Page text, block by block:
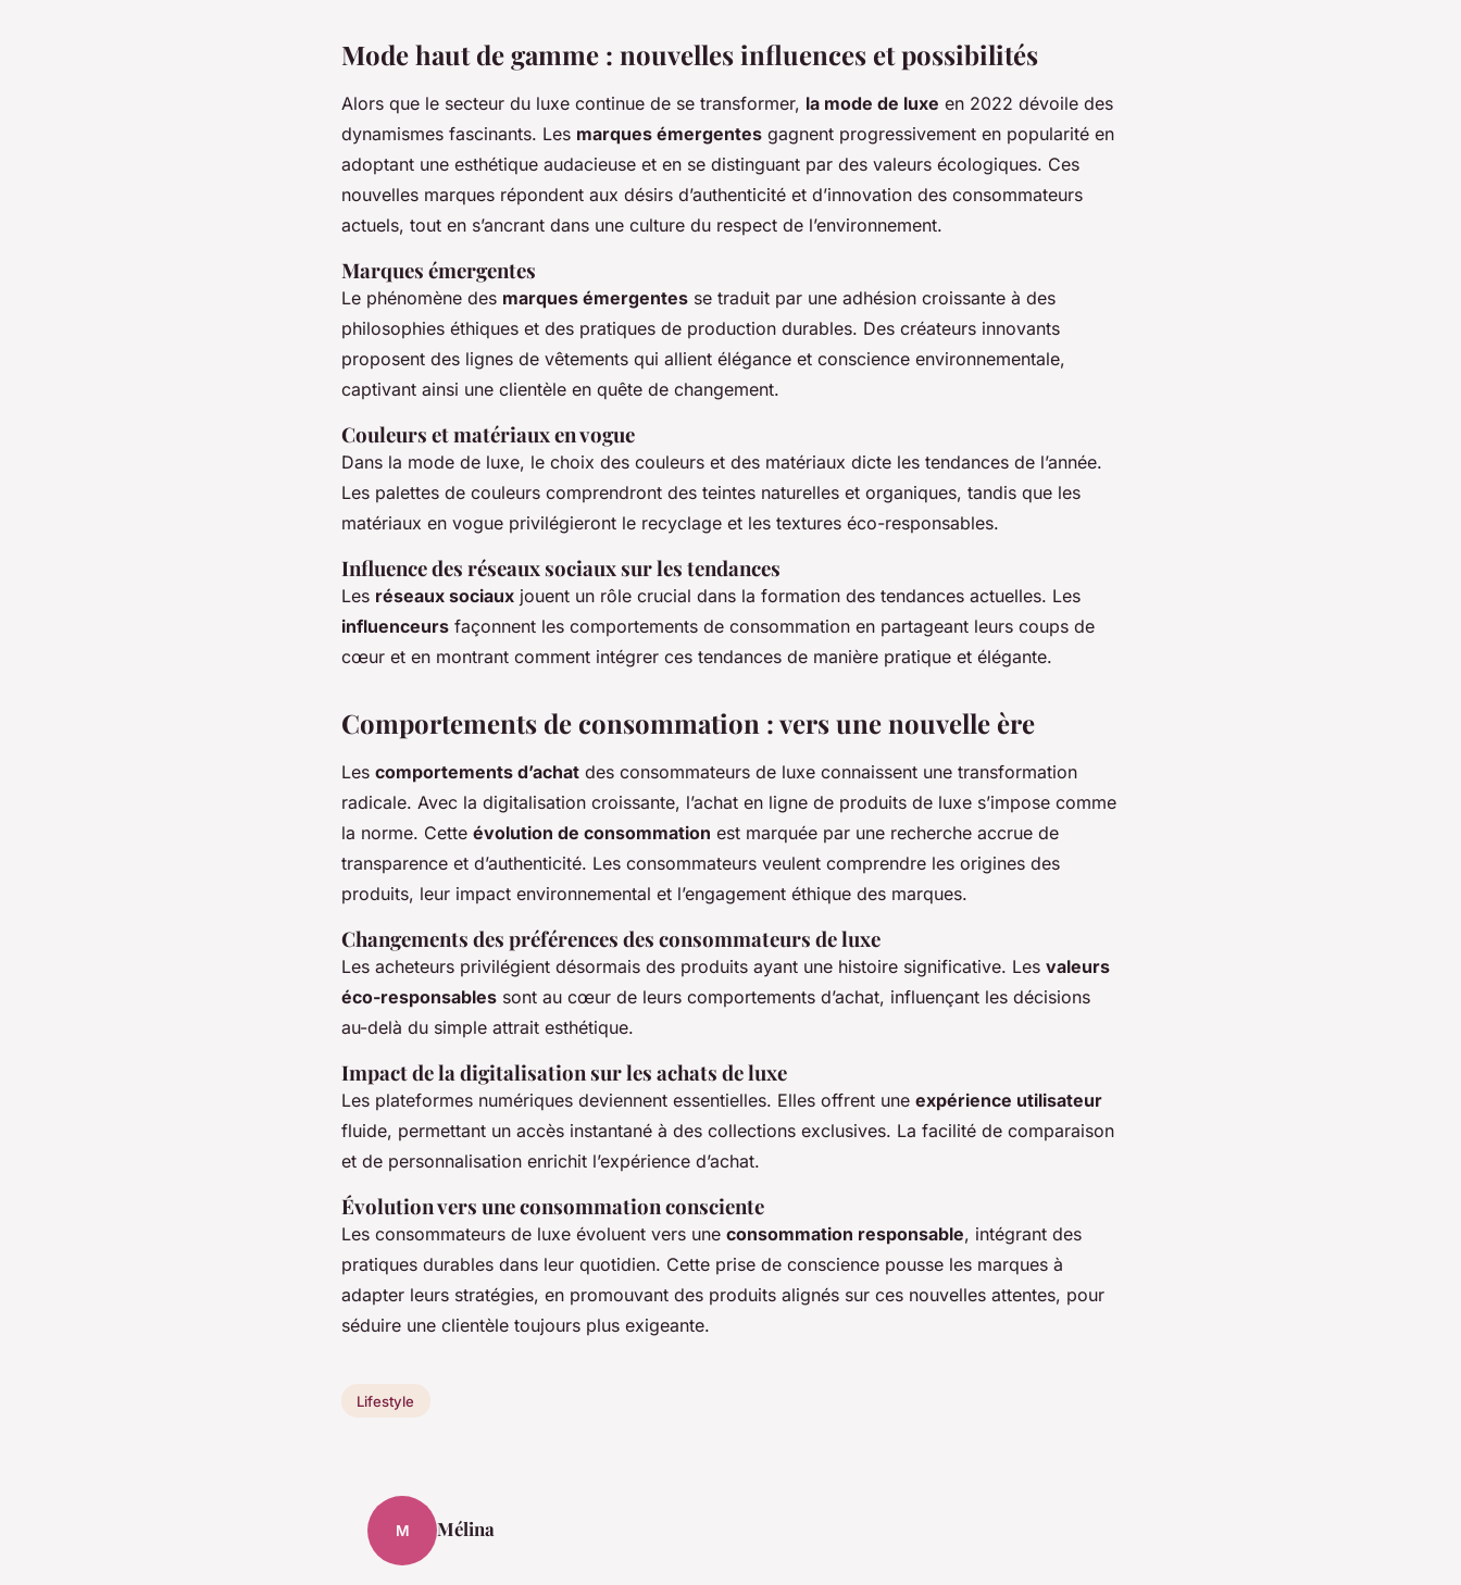
Mode haut de gamme : nouvelles influences et possibilités
Alors que le secteur du luxe continue de se transformer, la mode de luxe en 2022 dévoile des
dynamismes fascinants. Les marques émergentes gagnent progressivement en popularité en
adoptant une esthétique audacieuse et en se distinguant par des valeurs écologiques. Ces
nouvelles marques répondent aux désirs d’authenticité et d’innovation des consommateurs
actuels, tout en s’ancrant dans une culture du respect de l’environnement.
Marques émergentes
Le phénomène des marques émergentes se traduit par une adhésion croissante à des
philosophies éthiques et des pratiques de production durables. Des créateurs innovants
proposent des lignes de vêtements qui allient élégance et conscience environnementale,
captivant ainsi une clientèle en quête de changement.
Couleurs et matériaux en vogue
Dans la mode de luxe, le choix des couleurs et des matériaux dicte les tendances de l’année.
Les palettes de couleurs comprendront des teintes naturelles et organiques, tandis que les
matériaux en vogue privilégieront le recyclage et les textures éco-responsables.
Influence des réseaux sociaux sur les tendances
Les réseaux sociaux jouent un rôle crucial dans la formation des tendances actuelles. Les
influenceurs façonnent les comportements de consommation en partageant leurs coups de
cœur et en montrant comment intégrer ces tendances de manière pratique et élégante.
Comportements de consommation : vers une nouvelle ère
Les comportements d’achat des consommateurs de luxe connaissent une transformation
radicale. Avec la digitalisation croissante, l’achat en ligne de produits de luxe s’impose comme
la norme. Cette évolution de consommation est marquée par une recherche accrue de
transparence et d’authenticité. Les consommateurs veulent comprendre les origines des
produits, leur impact environnemental et l’engagement éthique des marques.
Changements des préférences des consommateurs de luxe
Les acheteurs privilégient désormais des produits ayant une histoire significative. Les valeurs
éco-responsables sont au cœur de leurs comportements d’achat, influençant les décisions
au-delà du simple attrait esthétique.
Impact de la digitalisation sur les achats de luxe
Les plateformes numériques deviennent essentielles. Elles offrent une expérience utilisateur
fluide, permettant un accès instantané à des collections exclusives. La facilité de comparaison
et de personnalisation enrichit l’expérience d’achat.
Évolution vers une consommation consciente
Les consommateurs de luxe évoluent vers une consommation responsable, intégrant des
pratiques durables dans leur quotidien. Cette prise de conscience pousse les marques à
adapter leurs stratégies, en promouvant des produits alignés sur ces nouvelles attentes, pour
séduire une clientèle toujours plus exigeante.
Lifestyle
M Mélina